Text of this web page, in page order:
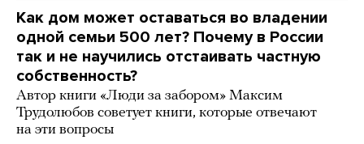
Как дом может оставаться во владении
одной семьи 500 лет? Почему в России
так и не научились отстаивать частную
собственность?
Автор книги «Люди за забором» Максим
Трудолюбов советует книги, которые отвечают
на эти вопросы